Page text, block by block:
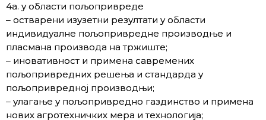
4а. у области пољопривреде
– остварени изузетни резултати у области
индивидуалне пољопривредне производње и
пласмана производа на тржиште;
– иновативност и примена савремених
пољопривредних решења и стандарда у
пољопривредној производњи;
– улагање у пољопривредно газдинство и примена
нових агротехничких мера и технологија;